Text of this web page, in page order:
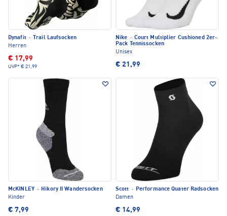
Dynafit ·
Trail Laufsocken
Herren
€ 17,99
UVP* € 21,99
Nike · Court Multiplier Cushioned 2er-
Pack Tennissocken
Unisex
€ 21,99
McKINLEY · Hikory II Wandersocken
Kinder
€ 7,99
Scott · Performance Quater Radsocken
Damen
€ 14,99